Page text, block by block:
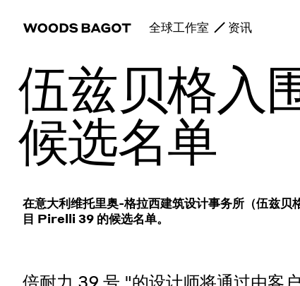
全球工作室 资讯
伍兹贝格入
候选名单
在意大利维托里奥-格拉西建筑设计事务所（伍
目 Pirelli 39 的候选名单。
倍耐力 39 号 "的设计师将通过由客